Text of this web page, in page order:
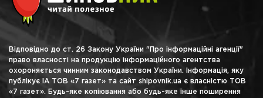
Відповідно до ст. 26 Закону України "Про інформаційні агенції"
право власності на продукцію інформаційного агентства
охороняється чинним законодавством України. Інформація, яку
публікує ІА ТОВ «7 газет» та сайт shipovnik.ua є власністю ТОВ
«7 газет». Будь-яке копіювання або будь-яке інше поширення